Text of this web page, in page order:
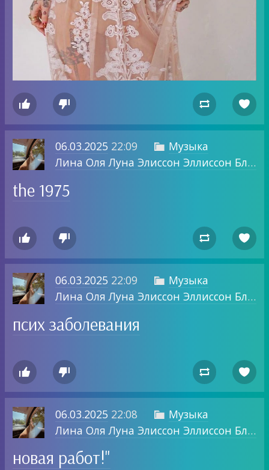
   
06.03.2025 22:09  Музыка
Лина Оля Луна Элиссон Эллиссон Блог о том, о чем хочу.
the 1975
   
06.03.2025 22:09  Музыка
Лина Оля Луна Элиссон Эллиссон Блог о том, о чем хочу.
псих заболевания
   
06.03.2025 22:08  Музыка
Лина Оля Луна Элиссон Эллиссон Блог о том, о чем хочу.
новая работ!"